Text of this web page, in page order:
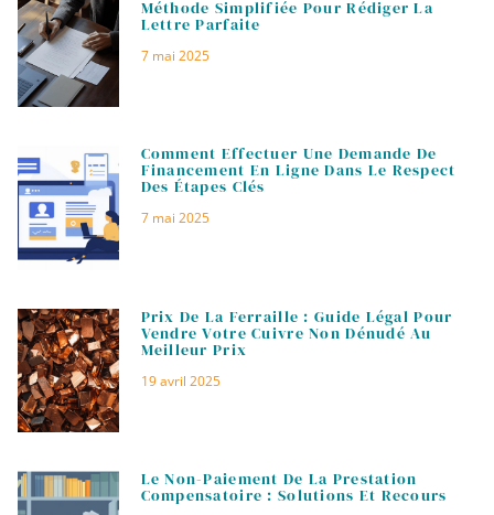
Méthode Simplifiée Pour Rédiger La
Lettre Parfaite
7 mai 2025
Comment Effectuer Une Demande De
Financement En Ligne Dans Le Respect
Des Étapes Clés
7 mai 2025
Prix De La Ferraille : Guide Légal Pour
Vendre Votre Cuivre Non Dénudé Au
Meilleur Prix
19 avril 2025
Le Non-Paiement De La Prestation
Compensatoire : Solutions Et Recours